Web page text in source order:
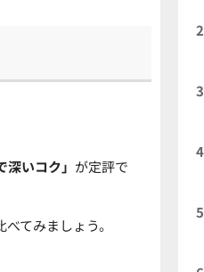
いコク」 が定評で
てみましょう。